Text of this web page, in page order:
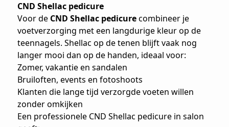
CND Shellac pedicure
Voor de CND Shellac pedicurecombineer je
voetverzorging met een langdurige kleur op de
teennagels. Shellac op de tenen blijft vaak nog
langer mooi dan op de handen, ideaal voor:
Zomer, vakantie en sandalen
Bruiloften, events en fotoshoots
Klanten die lange tijd verzorgde voeten willen
zonder omkijken
Een professionele CND Shellac pedicure in salon